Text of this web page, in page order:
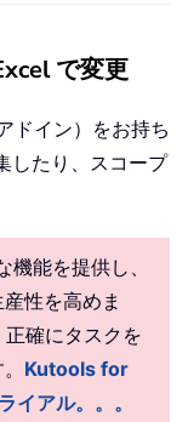
で変更
ドイン）をお持ち
したり、スコープ
能を提供し、
性を高めま
確にタスクを
Kutools for
イアル。。。